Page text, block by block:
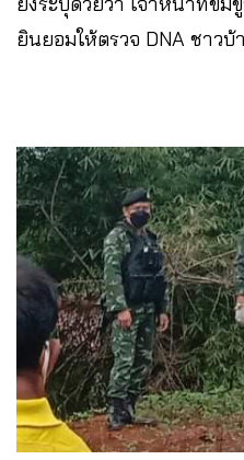
ยินยอมให้ตรวจ DNA ชาว